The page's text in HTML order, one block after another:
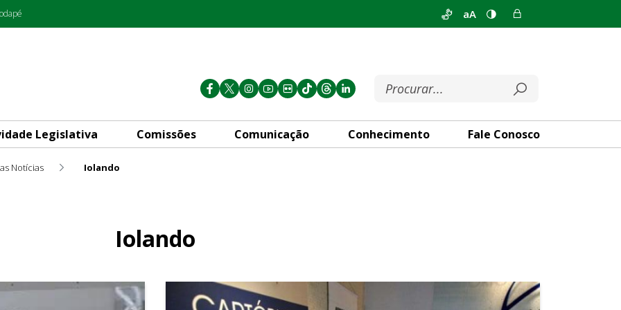
aA
Legislativa Comissões Comunicação Conhecimento Fale Conosco
Notícias Iolando
Iolando